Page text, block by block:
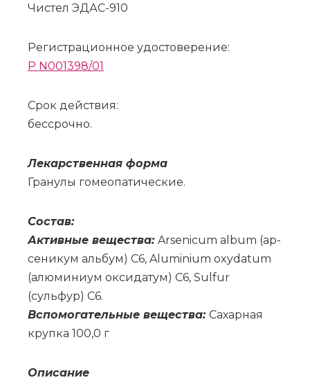
Чистел ЭДАС-910
Регистрационное удостоверение:
P N001398/01
Срок действия:
бессрочно.
Ле­кар­ствен­ная фор­ма
Гра­ну­лы го­мео­па­ти­че­ские.
Со­став:
Ак­тив­ные ве­ще­ства: Arsenicum album (ар­
се­ни­кум аль­бум) С6, Aluminium oxydatum
(алю­ми­ни­ум ок­си­да­тум) C6, Sulfur
(сульфур) C6.
Вс­по­мо­га­тель­ные ве­ще­ства: Са­хар­ная
круп­ка 100,0 г
Опи­са­ние